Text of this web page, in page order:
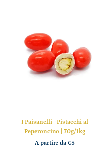
I Paisanelli - Pistacchi al
Peperoncino | 70g/1kg
A partire da €5